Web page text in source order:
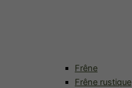
Frêne
Frêne rustique